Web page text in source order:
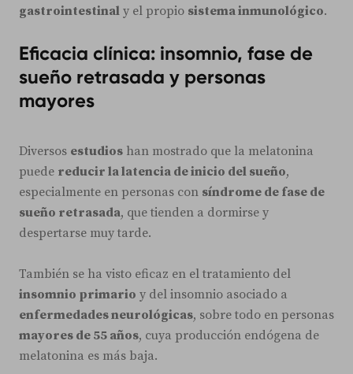
gastrointestinal y el propio sistema inmunológico.
Eficacia clínica: insomnio, fase de
sueño retrasada y personas
mayores
Diversos estudios han mostrado que la melatonina
puede reducir la latencia de inicio del sueño,
especialmente en personas con síndrome de fase de
sueño retrasada, que tienden a dormirse y
despertarse muy tarde.
También se ha visto eficaz en el tratamiento del
insomnio primario y del insomnio asociado a
enfermedades neurológicas, sobre todo en personas
mayores de 55 años, cuya producción endógena de
melatonina es más baja.